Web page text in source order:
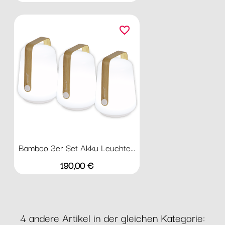
Bamboo 3er Set Akku Leuchte...
Preis
190,00 €
favorite_border
4 andere Artikel in der gleichen Kategorie: